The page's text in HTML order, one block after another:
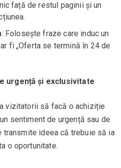
față de restul paginii și un
: Folosește fraze care induc un
fi „Oferta se termină în 24 de
urgență și exclusivitate
vizitatorii să facă o achiziție
sentiment de urgență sau de
ideea că trebuie să ia
o oportunitate.